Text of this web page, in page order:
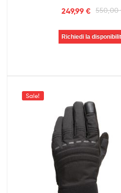
550,00
249,99€
Richiedi la
Sale!